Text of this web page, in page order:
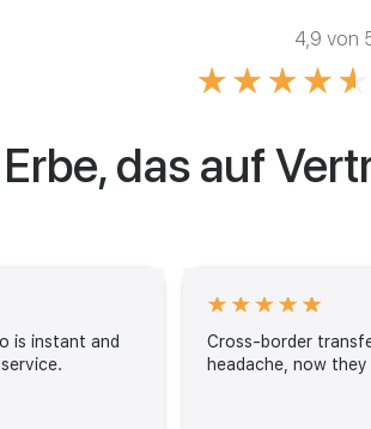
4,9 von
das auf
is instant and
Cross-border
headache, now